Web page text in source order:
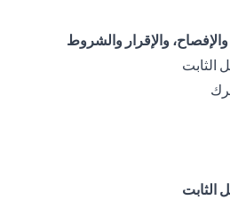
والإفصاح، والإقرار والشروط
الثابت
الثابت